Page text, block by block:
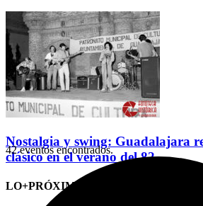
Nostalgia y swing: Guadalajara
clásico en el verano del 82
LO+PRÓXIMO (CITAS)
42 eventos encontrados.